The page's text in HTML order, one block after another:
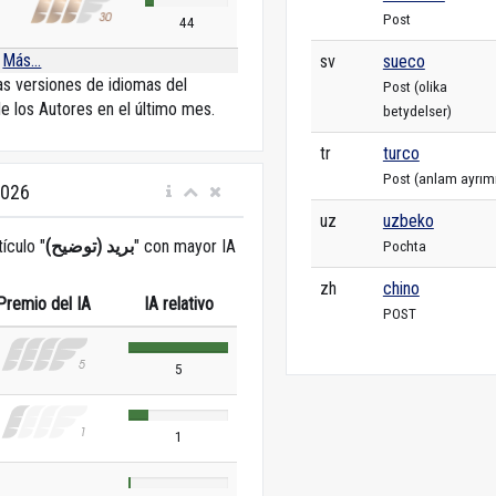
44
Más...
versiones de idiomas del
los Autores en el último mes.
"بريد (توضيح)" con mayor IA
del IA IA relativo
5
1
Post
sv sueco
Post (olika
betydelser)
tr turco
Post (anlam
uz uzbeko
Pochta
zh chino
POST